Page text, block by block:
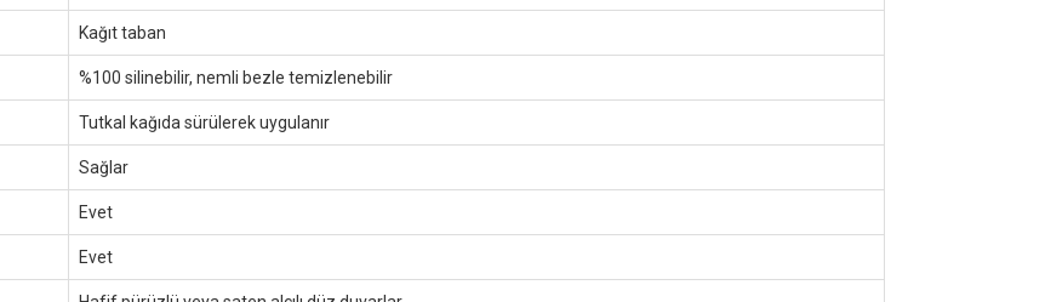
Kağıt taban
%100 silinebilir, nemli bezle temizlenebilir
Tutkal kağıda sürülerek uygulanır
Sağlar
Evet
Evet